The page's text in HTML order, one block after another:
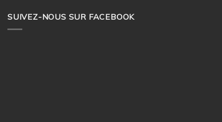
SUIVEZ-NOUS SUR FACEBOOK